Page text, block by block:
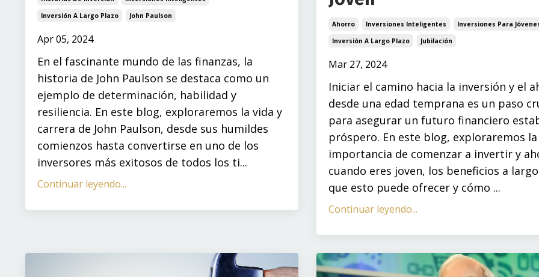
Inversión A Largo Plazo
John Paulson
Apr 05, 2024
En el fascinante mundo de las finanzas, la
historia de John Paulson se destaca como un
ejemplo de determinación, habilidad y
resiliencia. En este blog, exploraremos la vida y
carrera de John Paulson, desde sus humildes
comienzos hasta convertirse en uno de los
inversores más exitosos de todos los ti...
Continuar leyendo...
Ahorro Inversiones Inteligentes
Inversiones Para
Inversión A Largo Plazo
Jubilación
Mar 27, 2024
Iniciar el camino hacia la inversión y el
desde una edad temprana es un paso
para asegurar un futuro financiero
próspero. En este blog, exploraremos la
importancia de comenzar a invertir y
cuando eres joven, los beneficios a
que esto puede ofrecer y cómo ...
Continuar leyendo...